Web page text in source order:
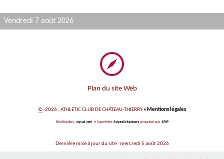
Vendredi 7 août 2026
Plan du site Web
©-2026 , ATHLETIC CLUB DE CHÂTEAU-THIERRY• Mentions légales
Réalisation : pyrat.net •Squelette SoyezCréateurspropulsé par SPIP
Dernière mise à jour du site : mercredi 5 août 2026